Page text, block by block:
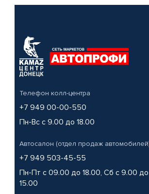
Телефон колл-центра
+7 949 00-00-550
Пн-Вс с 9.00 до 18.00
Автосалон (отдел продаж
+7 949 503-45-55
Пн-Пт с 09.00 до 18.00, Сб с 9.00 до
15.00